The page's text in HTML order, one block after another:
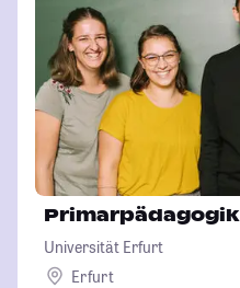
Primarpädagogik
Universität Erfurt
Erfurt